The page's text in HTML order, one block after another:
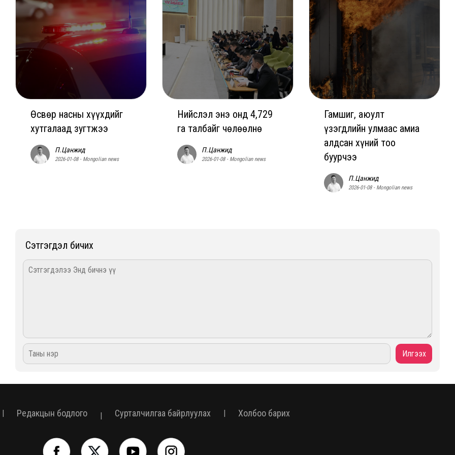
Өсвөр насны хүүхдийг
хутгалаад зугтжээ
П.Цанжид
2026-01-08 - Mongolian news
Нийслэл энэ онд 4,729
га талбайг чөлөөлнө
П.Цанжид
2026-01-08 - Mongolian news
Гамшиг, аюулт
үзэгдлийн улмаас амиа
алдсан хүний тоо
буурчээ
П.Цанжид
2026-01-08 - Mongolian news
Сэтгэгдэл бичих
| Редакцын бодлого | Сурталчилгаа байрлуулах | Холбоо барих